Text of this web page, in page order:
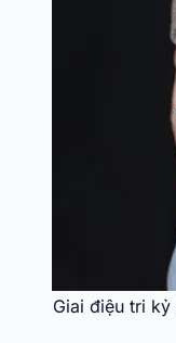
Giai điệu tri